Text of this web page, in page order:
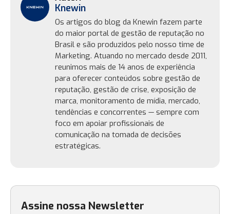
Assine nossa Newsletter
Knewin
Os artigos do blog da Knewin fazem parte
do maior portal de gestão de reputação no
Brasil e são produzidos pelo nosso time de
Marketing. Atuando no mercado desde 2011,
reunimos mais de 14 anos de experiência
para oferecer conteúdos sobre gestão de
reputação, gestão de crise, exposição de
marca, monitoramento de mídia, mercado,
tendências e concorrentes — sempre com
foco em apoiar profissionais de
comunicação na tomada de decisões
estratégicas.